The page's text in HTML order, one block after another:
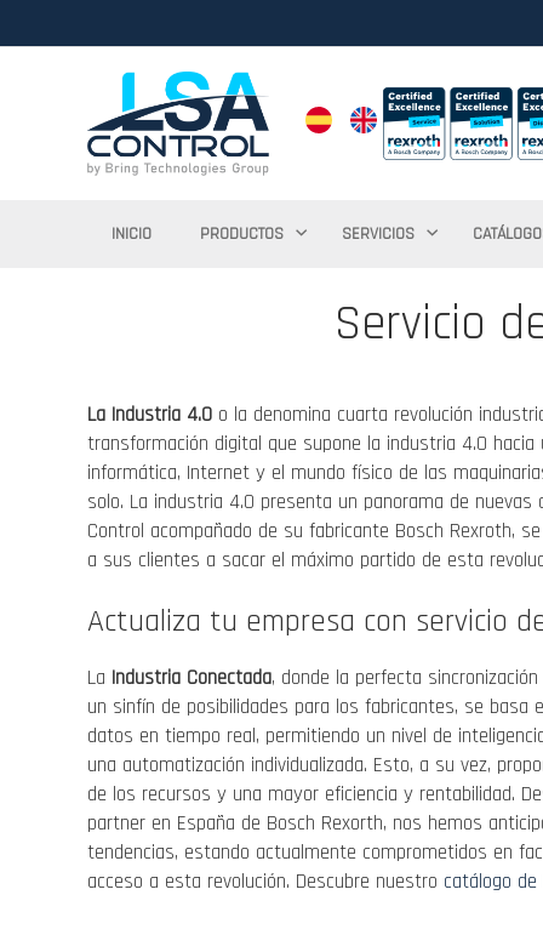
INICIO PRODUCTOS SERVICIOS
Servicio
La Industria 4.0 o la denomina cuarta revolución
transformación digital que supone la industria 4.0 hacia
informática, Internet y el mundo físico de las
solo. La industria 4.0 presenta un panorama de nuevas
Control acompañado de su fabricante Bosch Rexroth,
a sus clientes a sacar el máximo partido de esta
Actualiza tu empresa con servicio
La Industria Conectada, donde la perfecta
un sinfín de posibilidades para los fabricantes, se basa
datos en tiempo real, permitiendo un nivel de
una automatización individualizada. Esto, a su vez,
de los recursos y una mayor eficiencia y rentabilidad.
partner en España de Bosch Rexorth, nos hemos
tendencias, estando actualmente comprometidos en
acceso a esta revolución. Descubre nuestro catálogo